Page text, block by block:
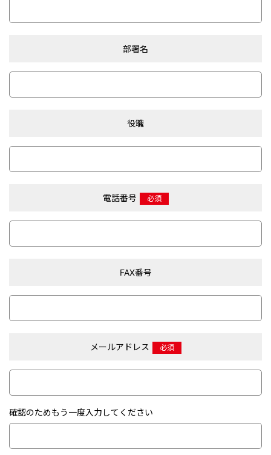
部署名
役職
電話番号 必須
FAX番号
メールアドレス 必須
確認のためもう一度入力してください